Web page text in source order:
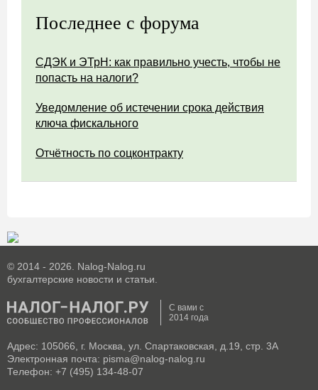
Последнее с форума
СДЭК и ЭТрН: как правильно учесть, чтобы не
попасть на налоги?
Уведомление об истечении срока действия
ключа фискального
Отчётность по соцконтракту
© 2014 - 2026. Nalog-Nalog.ru
бухгалтерские новости и статьи.
С вами с
2014 года
Адрес: 105066, г. Москва, ул. Спартаковская, д.19, стр. 3А
Электронная почта: pisma@nalog-nalog.ru
Телефон: +7 (495) 134-48-07